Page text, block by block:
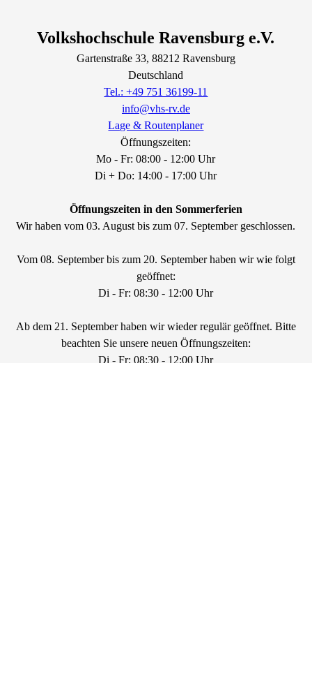
Volkshochschule Ravensburg e.V.
Gartenstraße33, 88212 Ravensburg
Deutschland
Tel.: +49 751 36199-11
info@vhs-rv.de
Lage & Routenplaner
Öffnungszeiten:
Mo - Fr: 08:00 - 12:00 Uhr
Di + Do: 14:00 - 17:00 Uhr
Öffnungszeiten in den Sommerferien
Wir haben vom 03. August bis zum 07. September geschlossen.
Vom 08. September bis zum 20. September haben wir wie folgt
geöffnet:
Di - Fr: 08:30 - 12:00 Uhr
Ab dem 21. September haben wir wieder regulär geöffnet. Bitte
beachten Sie unsere neuen Öffnungszeiten:
Di - Fr: 08:30 - 12:00 Uhr